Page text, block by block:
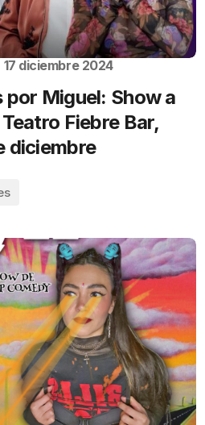
17 diciembre 2024
Miguel: Show a
Fiebre Bar,
diciembre